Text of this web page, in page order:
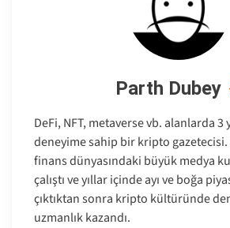
Parth Dubey
DeFi, NFT, metaverse vb. alanlarda 3
deneyime sahip bir kripto
finans dünyasındaki büyük medya
çalıştı ve yıllar içinde ayı ve boğa
çıktıktan sonra kripto kültüründe
uzmanlık kazandı.